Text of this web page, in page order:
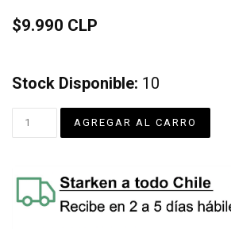
$9.990 CLP
Stock Disponible: 10